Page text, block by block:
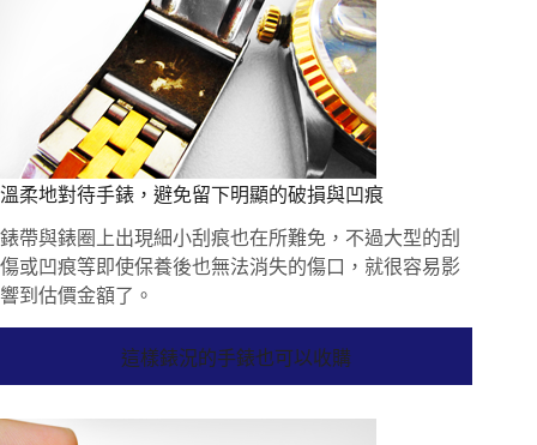
溫柔地對待手錶，避免留下明顯的破損與凹痕
錶帶與錶圈上出現細小刮痕也在所難免，不過大型的刮
傷或凹痕等即使保養後也無法消失的傷口，就很容易影
響到估價金額了。
這樣錶況的手錶也可以收購